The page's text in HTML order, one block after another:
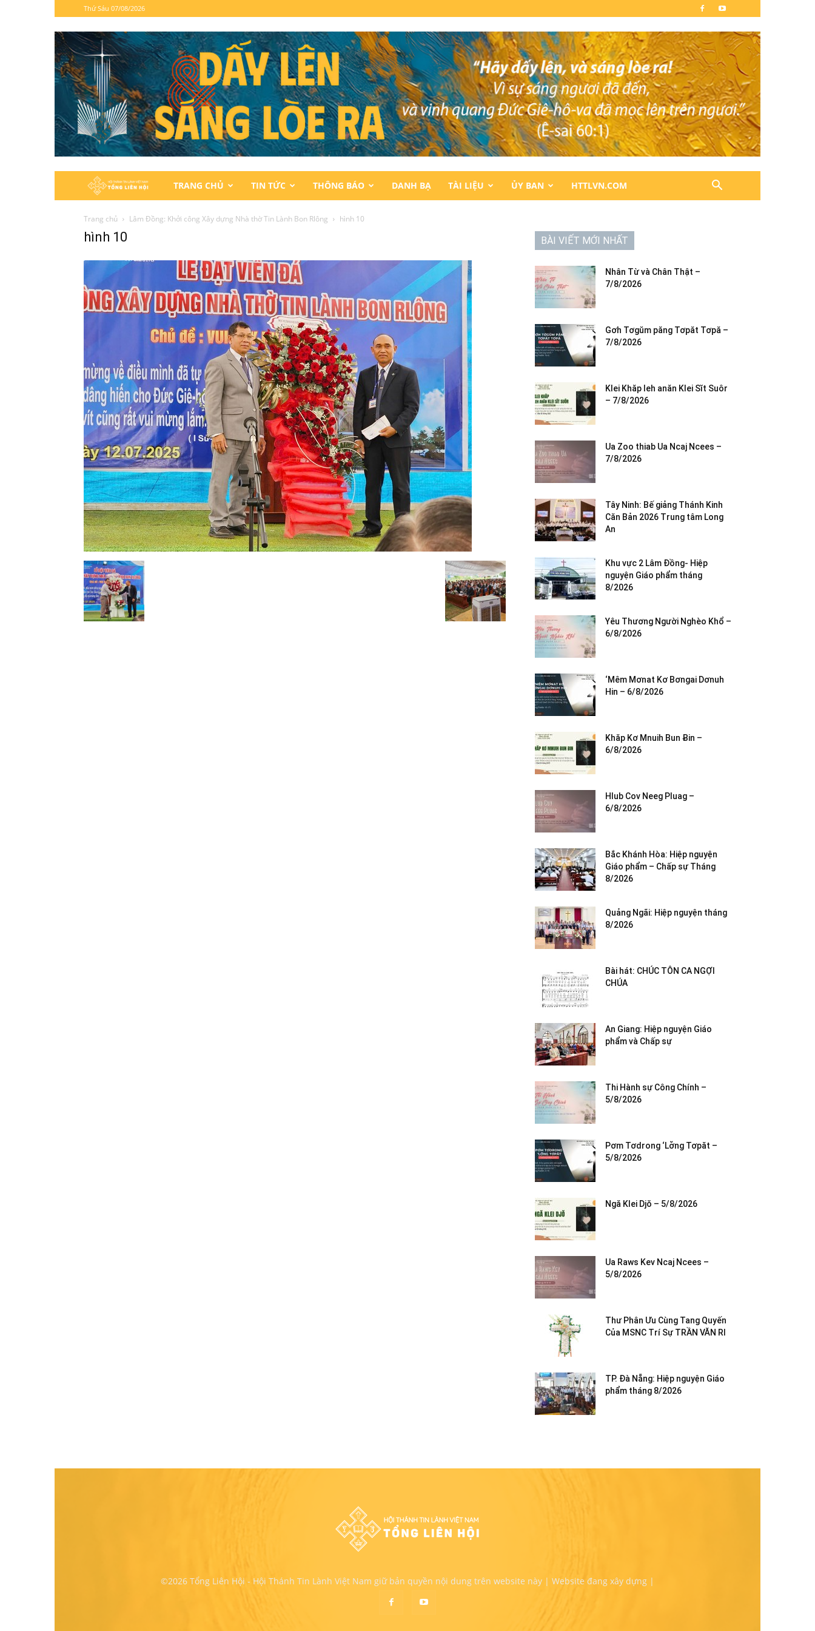
Thứ Sáu 07/08/2026
Hội
Thánh
Lành
Việt
Nam
TRANG CHỦ TIN TỨC THÔNG BÁO DANH BẠ TÀI LIỆU ỦY BAN HTTLVN.COM
Trang chủ Lâm Đồng: Khởi công Xây dựng Nhà thờ Tin Lành Bon Rlông hình 10
hình 10 BÀI VIẾT MỚI NHẤT
Nhân Từ và Chân Thật –
7/8/2026
Gơh Tơgŭm păng Tơpăt Tơpă –
7/8/2026
Klei Khăp leh anăn Klei Sĭt Suôr
– 7/8/2026
Ua Zoo thiab Ua Ncaj Ncees –
7/8/2026
Tây Ninh: Bế giảng Thánh Kinh
Căn Bản 2026 Trung tâm Long
An
Khu vực 2 Lâm Đồng- Hiệp
nguyện Giáo phẩm tháng
8/2026
Yêu Thương Người Nghèo Khổ –
6/8/2026
‘Mêm Mơnat Kơ Bơngai Dơnuh
Hin – 6/8/2026
Khăp Kơ Mnuih Bun Ƀin –
6/8/2026
Hlub Cov Neeg Pluag –
6/8/2026
Bắc Khánh Hòa: Hiệp nguyện
Giáo phẩm – Chấp sự Tháng
8/2026
Quảng Ngãi: Hiệp nguyện tháng
8/2026
Bài hát: CHÚC TÔN CA NGỢI
CHÚA
An Giang: Hiệp nguyện Giáo
phẩm và Chấp sự
Thi Hành sự Công Chính –
5/8/2026
Pơm Tơdrong ‘Lơ̆ng Tơpăt –
5/8/2026
Ngă Klei Djŏ – 5/8/2026
Ua Raws Kev Ncaj Ncees –
5/8/2026
Thư Phân Ưu Cùng Tang Quyến
Của MSNC Trí Sự TRẦN VĂN RI
TP. Đà Nẵng: Hiệp nguyện Giáo
phẩm tháng 8/2026
©2026 Tổng Liên Hội - Hội Thánh Tin Lành Việt Nam giữ bản quyền nội dung trên website này | Website đang xây dựng |